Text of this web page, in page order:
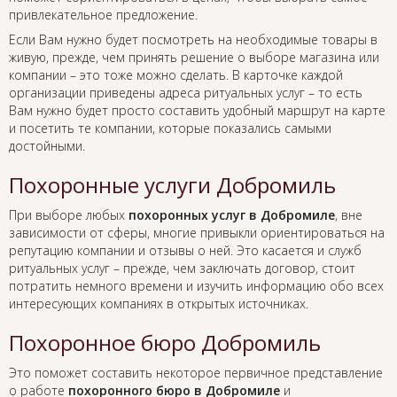
привлекательное предложение.
Если Вам нужно будет посмотреть на необходимые товары в
живую, прежде, чем принять решение о выборе магазина или
компании – это тоже можно сделать. В карточке каждой
организации приведены адреса ритуальных услуг – то есть
Вам нужно будет просто составить удобный маршрут на карте
и посетить те компании, которые показались самыми
достойными.
Похоронные услуги Добромиль
При выборе любых похоронных услуг в Добромиле, вне
зависимости от сферы, многие привыкли ориентироваться на
репутацию компании и отзывы о ней. Это касается и служб
ритуальных услуг – прежде, чем заключать договор, стоит
потратить немного времени и изучить информацию обо всех
интересующих компаниях в открытых источниках.
Похоронное бюро Добромиль
Это поможет составить некоторое первичное представление
о работе похоронного бюро в Добромиле и